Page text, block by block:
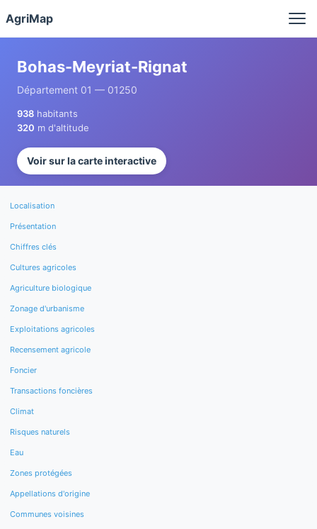
AgriMap
Bohas-Meyriat-Rignat
Département 01 — 01250
938 habitants
320 m d'altitude
Voir sur la carte interactive
Localisation
Présentation
Chiffres clés
Cultures agricoles
Agriculture biologique
Zonage d'urbanisme
Exploitations agricoles
Recensement agricole
Foncier
Transactions foncières
Climat
Risques naturels
Eau
Zones protégées
Appellations d'origine
Communes voisines